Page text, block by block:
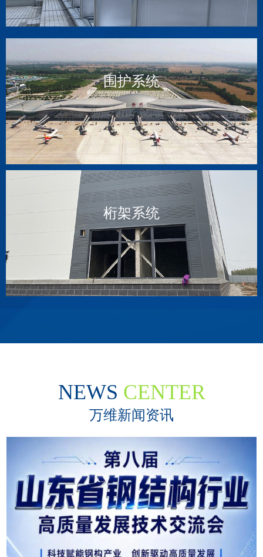
围护系统
桁架系统
NEWS CENTER
万维新闻资讯